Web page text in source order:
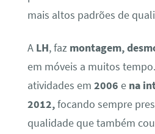
mais altos padrões de
A LH, faz montagem,
em móveis a muitos
atividades em 2006 e na
2012,focando sempre
qualidade que também